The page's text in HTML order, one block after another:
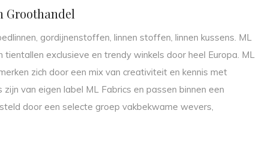
Groothandel
gordijnenstoffen, linnen stoffen, linnen kussens. ML
exclusieve en trendy winkels door heel Europa. ML
zich door een mix van creativiteit en kennis met
van eigen label ML Fabrics en passen binnen een
door een selecte groep vakbekwame wevers,